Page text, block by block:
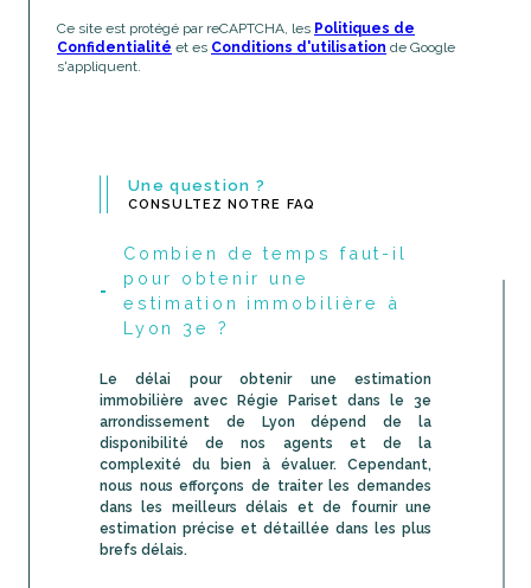
Ce site est protégé par reCAPTCHA, les Politiques de
Confidentialité et es Conditions d'utilisation de Google
s'appliquent.
Une question ?
CONSULTEZ NOTRE FAQ
Combien de temps faut-il
pour obtenir une
estimation immobilière à
Lyon 3e ?
Le délai pour obtenir une estimation
immobilière avec Régie Pariset dans le 3e
arrondissement de Lyon dépend de la
disponibilité de nos agents et de la
complexité du bien à évaluer. Cependant,
nous nous efforçons de traiter les demandes
dans les meilleurs délais et de fournir une
estimation précise et détaillée dans les plus
brefs délais.